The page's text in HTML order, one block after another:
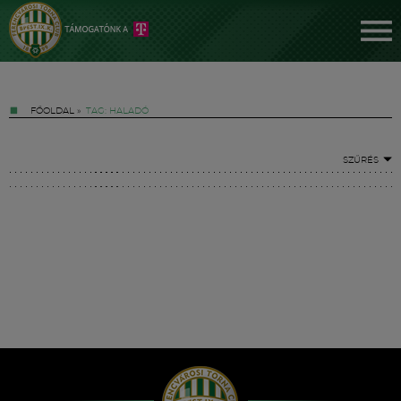
FŐOLDAL » TAG: HALADÓ
SZŰRÉS
Hírek